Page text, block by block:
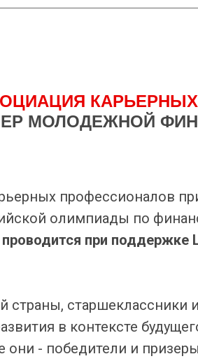
МОЛОДЕЖНОЙ
профессионалов
олимпиады по
проводится при
старшеклассники
в контексте
они - победители и